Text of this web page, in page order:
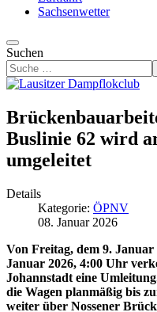
Sachsenwetter
Suchen
Buslinie 62 wird
umgeleitet
Details
Kategorie: ÖPNV
08. Januar 2026
Von Freitag, dem 9.
Januar 2026, 4:00 Uhr
Johannstadt eine
die Wagen planmäßig bis
weiter über Nossener